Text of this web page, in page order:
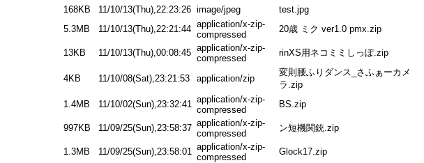
168KB 11/10/13(Thu),22:23:26 image/jpeg
test.jpg
5.3MB 11/10/13(Thu),22:21:44 application/x-zip-
compressed
20歳 ミク ver1.0 pmx.zip
13KB 11/10/13(Thu),00:08:45 application/x-zip-
compressed
rinXS用ネコミミしっぽ.zip
4KB 11/10/08(Sat),23:21:53 application/zip
変則腰ふりダンス_さふぁーカメ
ラ.zip
1.4MB 11/10/02(Sun),23:32:41 application/x-zip-
compressed
BS.zip
997KB 11/09/25(Sun),23:58:37 application/x-zip-
compressed
ン短機関銃.zip
1.3MB 11/09/25(Sun),23:58:01 application/x-zip-
compressed
Glock17.zip